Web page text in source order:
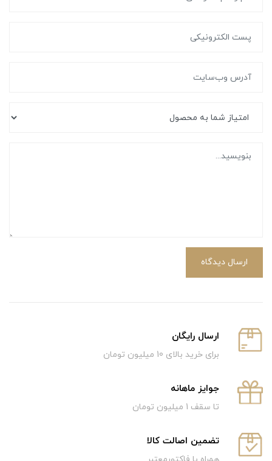
ارسال دیدگاه
ارسال رایگان
برای خرید بالای 10 میلیون تومان
جوایز ماهانه
تا سقف 1 میلیون تومان
تضمین اصالت کالا